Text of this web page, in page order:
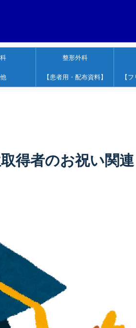
整形外科
【患者用・配布資料】 【
得者のお祝い関連